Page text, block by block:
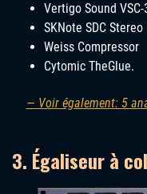
Vertigo Sound VSC-
SKNote SDC
Weiss Compressor
Cytomic TheGlue.
— Voir également: 5
3. Égaliseur à